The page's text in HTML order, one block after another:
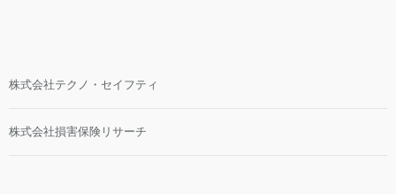
株式会社テクノ・セイフティ
株式会社損害保険リサーチ